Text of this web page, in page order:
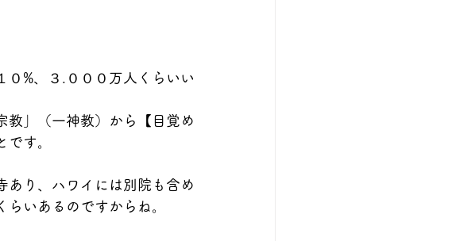
%、３.０００万人くらいい
教」（一神教）から【目覚め
す。
あり、ハワイには別院も含め
いあるのですからね。